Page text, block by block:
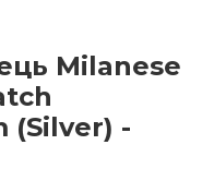
Milanese
(Silver) -